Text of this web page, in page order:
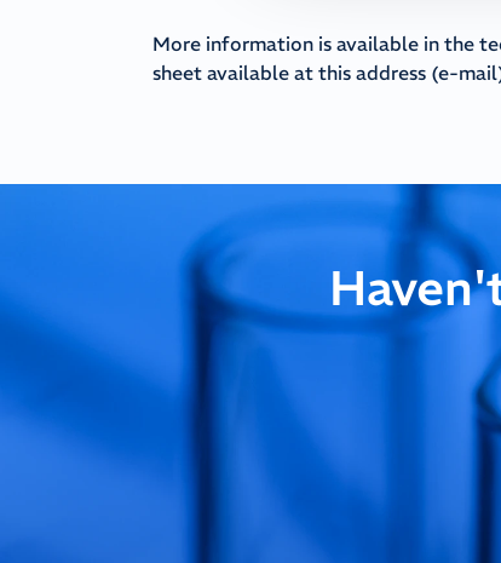
More information is available in the
sheet available at this address (e-